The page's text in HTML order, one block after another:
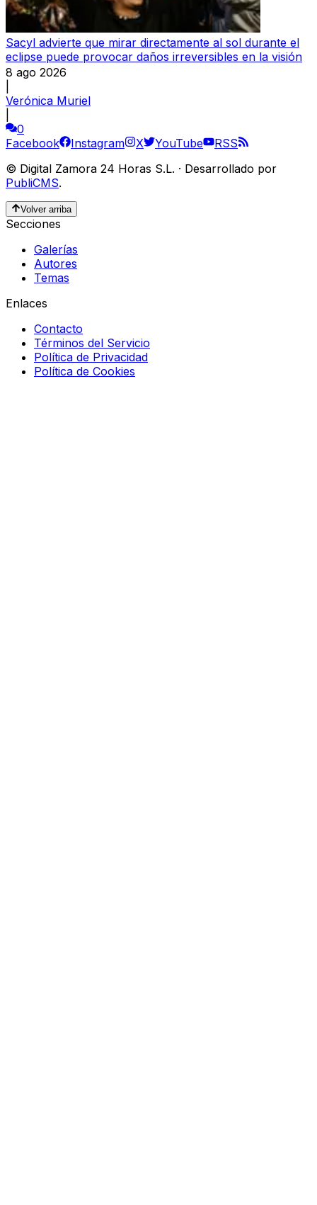
Sacyl advierte que mirar directamente al sol durante el
eclipse puede provocar daños irreversibles en la visión
8 ago 2026
Verónica Muriel
0
Facebook
Instagram X YouTube
RSS
© Digital Zamora 24 Horas S.L. · Desarrollado por
PubliCMS.
Volver arriba
Secciones
Galerías
Autores
Temas
Enlaces
Contacto
Términos del Servicio
Política de Privacidad
Política de Cookies